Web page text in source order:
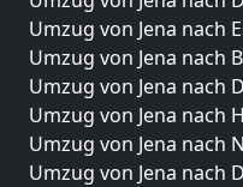
Umzug von Jena nach
Umzug von Jena nach
Umzug von Jena nach
Umzug von Jena nach
Umzug von Jena nach
Umzug von Jena nach